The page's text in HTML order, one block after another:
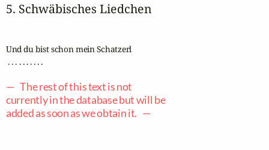
5. Schwäbisches Liedchen
Und du bist schon mein Schatzerl
. . . . . . . . . .
— The rest of this text is not
currently in the database but will be
added as soon as we obtain it. —